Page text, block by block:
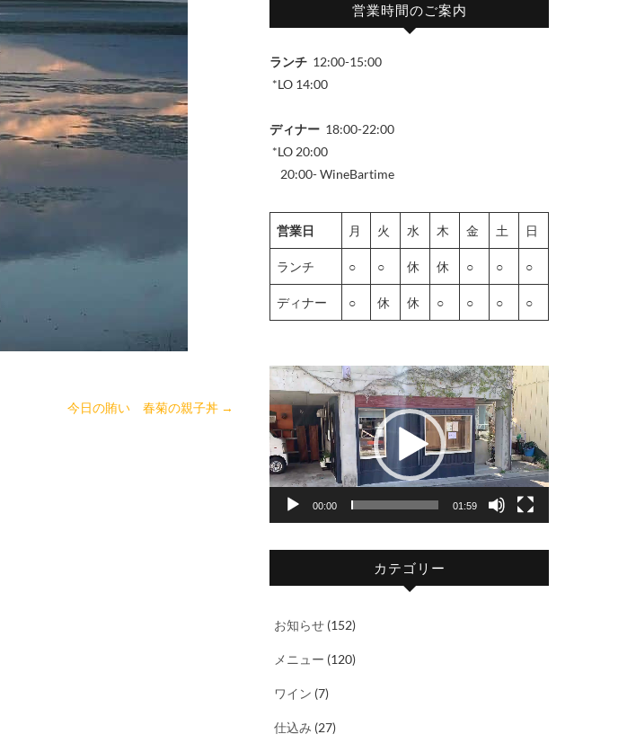
今日の賄い 春菊の親子丼 →
営業時間のご案内
ランチ 12:00-15:00
*LO 14:00
ディナー 18:00-22:00
*LO 20:00
20:00- WineBartime
営業日 月 火 水 木 金 土 日
ランチ ○ ○ 休 休 ○ ○ ○
ディナー ○ 休 休 ○ ○ ○ ○
動
画
プ
レ
ー
ヤ
00:00 01:59
カテゴリー
お知らせ (152)
メニュー (120)
ワイン (7)
仕込み (27)